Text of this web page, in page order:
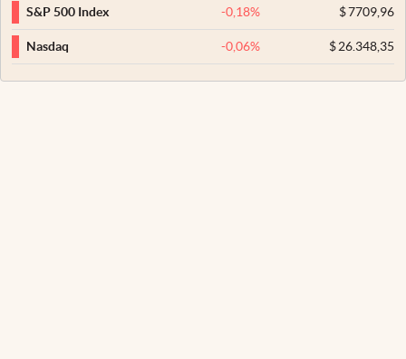
S&P 500 Index -0,18% $7709,96
Nasdaq -0,06% $26.348,35